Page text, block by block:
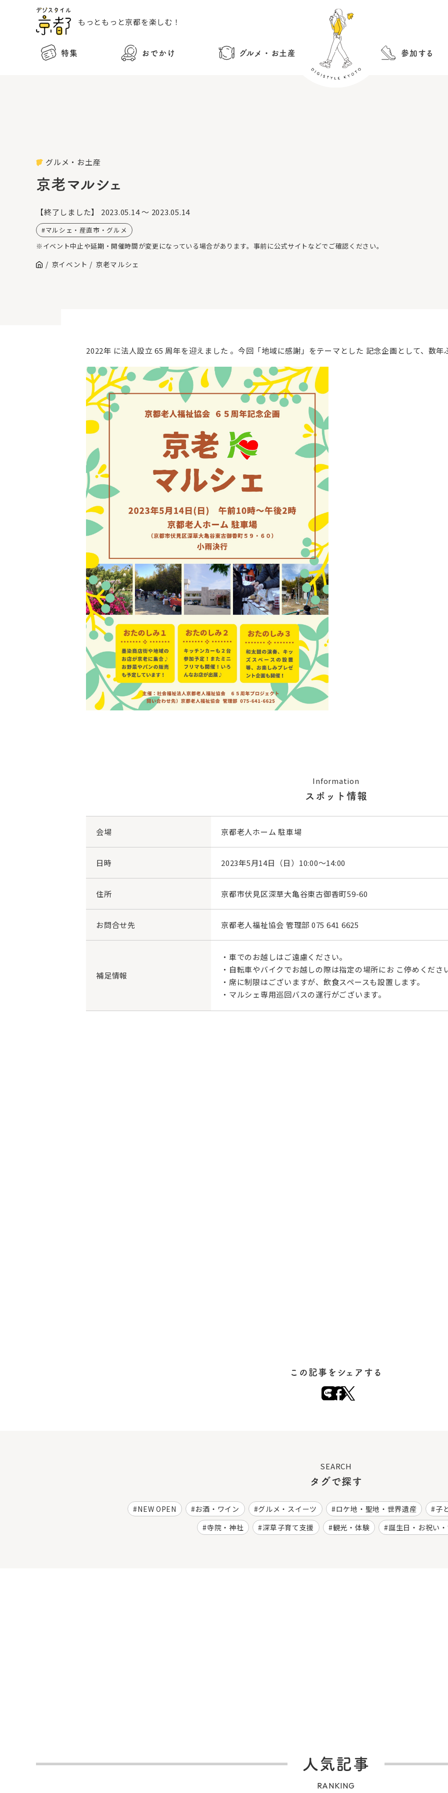
もっともっと京都を楽しむ！
特集 おでかけ グルメ・お土産 参加する
グルメ・お土産
京老マルシェ
【終了しました】 2023.05.14 ～ 2023.05.14
マルシェ・産直市・グルメ
※イベント中止や延期・開催時間が変更になっている場合があります。事前に公式サイトなどでご確認ください。
京イベント 京老マルシェ
2022年 に法人設立 65 周年を迎えました 。今回「地域に感謝」をテーマとした 記念企画として、数
Information
スポット情報
会場 京都老人ホーム 駐車場
日時 2023年5月14日（日）10:00～14:00
住所 京都市伏見区深草大亀谷東古御香町59-60
お問合せ先 京都老人福祉協会 管理部 075 641 6625
補足情報
・車でのお越しはご遠慮ください。
・自転車やバイクでお越しの際は指定の場所にお こ停めくださ
・席に制限はございますが、飲食スペースも設置します。
・マルシェ専用巡回バスの運行がございます。
この記事をシェアする
SEARCH
タグで探す
NEW OPEN お酒・ワイン グルメ・スイーツ ロケ地・聖地・世界遺産
子
寺院・神社
深草子育て支援 観光・体験 誕生日・お祝い
人気記事
RANKING